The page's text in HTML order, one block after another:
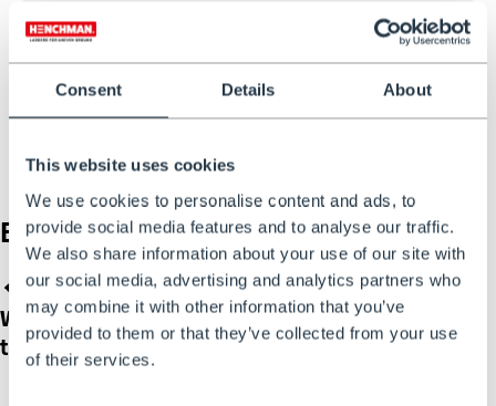
Consent Details About
This website uses cookies
We use cookies to personalise content and ads, to
provide social media features and to analyse our traffic.
We also share information about your use of our site with
our social media, advertising and analytics partners who
may combine it with other information that you’ve
provided to them or that they’ve collected from your use
of their services.
ACQUISTA SCALE TREPPIEDE
Blog in evidenza
Wildlife-Friendly Gardens: A Guide
to Attracting Wildlife
Which